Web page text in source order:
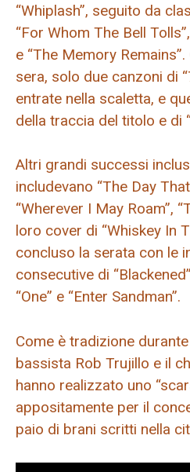
“Whiplash”, seguito da
“For Whom The Bell
e “The Memory
sera, solo due canzoni di
entrate nella scaletta, e
della traccia del titolo e di
Altri grandi successi
includevano “The Day
“Wherever I May Roam”,
loro cover di “Whiskey In
concluso la serata con le
consecutive di
“One” e “Enter Sandman”.
Come è tradizione
bassista Rob Trujillo e il
hanno realizzato uno
appositamente per il
paio di brani scritti nella